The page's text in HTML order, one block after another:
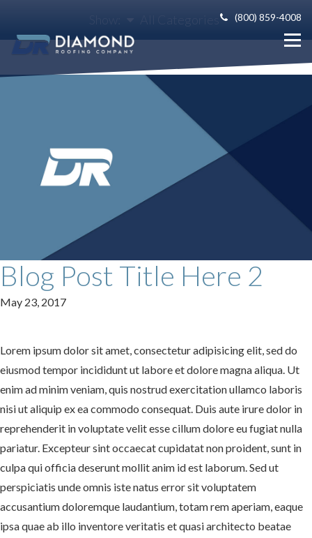
(800) 859-4008
Blog Post Title Here 2
May 23, 2017
Lorem ipsum dolor sit amet, consectetur adipisicing elit, sed do
eiusmod tempor incididunt ut labore et dolore magna aliqua. Ut
enim ad minim veniam, quis nostrud exercitation ullamco laboris
nisi ut aliquip ex ea commodo consequat. Duis aute irure dolor in
reprehenderit in voluptate velit esse cillum dolore eu fugiat nulla
pariatur. Excepteur sint occaecat cupidatat non proident, sunt in
culpa qui officia deserunt mollit anim id est laborum. Sed ut
perspiciatis unde omnis iste natus error sit voluptatem
accusantium doloremque laudantium, totam rem aperiam, eaque
ipsa quae ab illo inventore veritatis et quasi architecto beatae